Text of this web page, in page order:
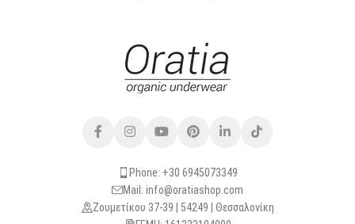
Phone: +30 6945073349
Mail: info@oratiashop.com
Ζουμετίκου 37-39 | 54249 | Θεσσαλονίκη